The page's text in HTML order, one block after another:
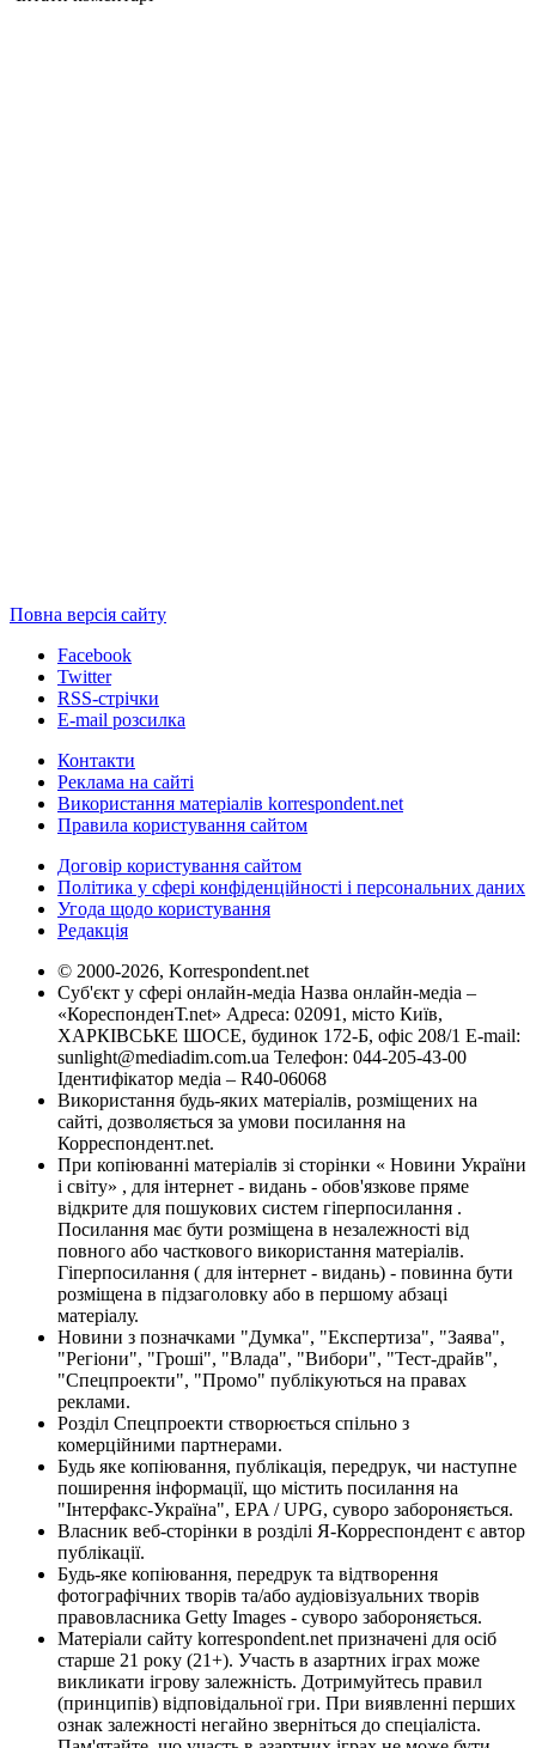
Повна версія сайту
Facebook
Twitter
RSS-стрічки
E-mail розсилка
Контакти
Реклама на сайті
Використання матеріалів korrespondent.net
Правила користування сайтом
Договір користування сайтом
Політика у сфері конфіденційності і персональних даних
Угода щодо користування
Редакція
© 2000-2026, Korrespondent.net
Суб'єкт у сфері онлайн-медіа Назва онлайн-медіа –
«КореспонденТ.net» Адреса: 02091, місто Київ,
ХАРКІВСЬКЕ ШОСЕ, будинок 172-Б, офіс 208/1 E-mail:
sunlight@mediadim.com.ua Телефон: 044-205-43-00
Ідентифікатор медіа – R40-06068
Використання будь-яких матеріалів, розміщених на
сайті, дозволяється за умови посилання на
Корреспондент.net.
При копіюванні матеріалів зі сторінки « Новини України
і світу» , для інтернет - видань - обов'язкове пряме
відкрите для пошукових систем гіперпосилання .
Посилання має бути розміщена в незалежності від
повного або часткового використання матеріалів.
Гіперпосилання ( для інтернет - видань) - повинна бути
розміщена в підзаголовку або в першому абзаці
матеріалу.
Новини з позначками "Думка", "Експертиза", "Заява",
"Регіони", "Гроші", "Влада", "Вибори", "Тест-драйв",
"Спецпроекти", "Промо" публікуються на правах
реклами.
Розділ Спецпроекти створюється спільно з
комерційними партнерами.
Будь яке копіювання, публікація, передрук, чи наступне
поширення інформації, що містить посилання на
"Інтерфакс-Україна", EPA / UPG, суворо забороняється.
Власник веб-сторінки в розділі Я-Корреспондент є автор
публікації.
Будь-яке копіювання, передрук та відтворення
фотографічних творів та/або аудіовізуальних творів
правовласника Getty Images - суворо забороняється.
Матеріали сайту korrespondent.net призначені для осіб
старше 21 року (21+). Участь в азартних іграх може
викликати ігрову залежність. Дотримуйтесь правил
(принципів) відповідальної гри. При виявленні перших
ознак залежності негайно зверніться до спеціаліста.